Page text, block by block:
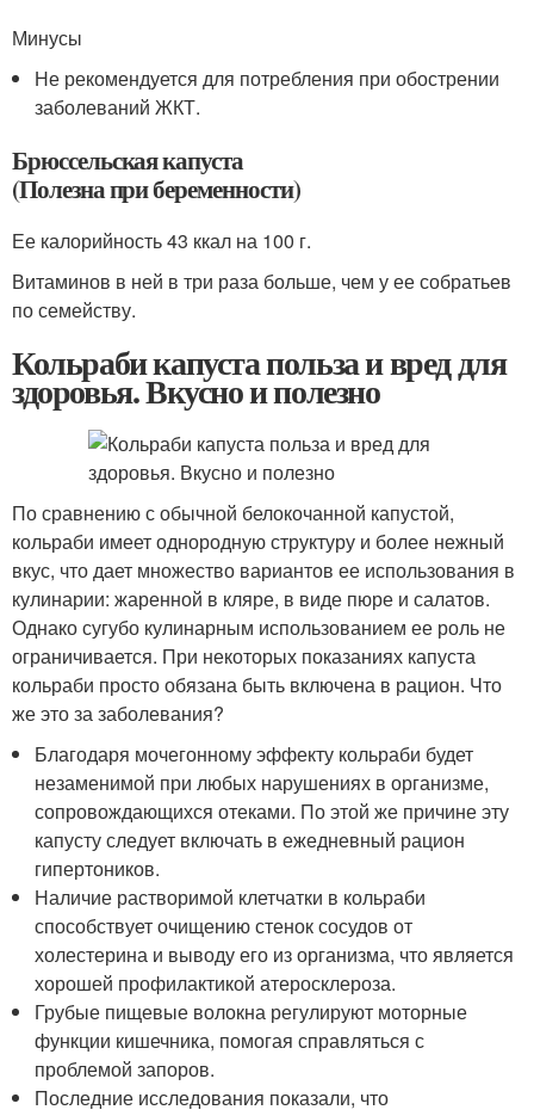
Минусы
Не рекомендуется для потребления при обострении
заболеваний ЖКТ.
Брюссельская капуста
(Полезна при беременности)
Ее калорийность 43 ккал на 100 г.
Витаминов в ней в три раза больше, чем у ее собратьев
по семейству.
Кольраби капуста польза и вред для
здоровья. Вкусно и полезно
По сравнению с обычной белокочанной капустой,
кольраби имеет однородную структуру и более нежный
вкус, что дает множество вариантов ее использования в
кулинарии: жаренной в кляре, в виде пюре и салатов.
Однако сугубо кулинарным использованием ее роль не
ограничивается. При некоторых показаниях капуста
кольраби просто обязана быть включена в рацион. Что
же это за заболевания?
Благодаря мочегонному эффекту кольраби будет
незаменимой при любых нарушениях в организме,
сопровождающихся отеками. По этой же причине эту
капусту следует включать в ежедневный рацион
гипертоников.
Наличие растворимой клетчатки в кольраби
способствует очищению стенок сосудов от
холестерина и выводу его из организма, что является
хорошей профилактикой атеросклероза.
Грубые пищевые волокна регулируют моторные
функции кишечника, помогая справляться с
проблемой запоров.
Последние исследования показали, что